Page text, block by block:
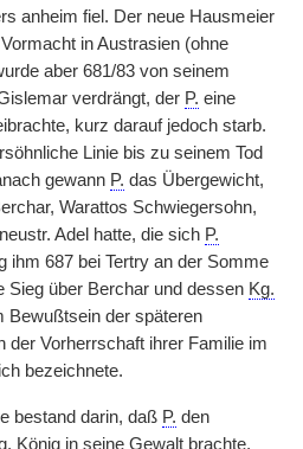
anheim fiel. Der neue Hausmeier
in Austrasien (ohne
aber 681/83 von seinem
verdrängt, der P. eine
kurz darauf jedoch starb.
Linie bis zu seinem Tod
gewann P. das Übergewicht,
Warattos Schwiegersohn,
Adel hatte, die sich P.
ihm 687 bei Tertry an der Somme
Sieg über Berchar und dessen Kg.
Bewußtsein der späteren
der Vorherrschaft ihrer Familie im
bezeichnete.
bestand darin, daß P. den
König in seine Gewalt brachte,